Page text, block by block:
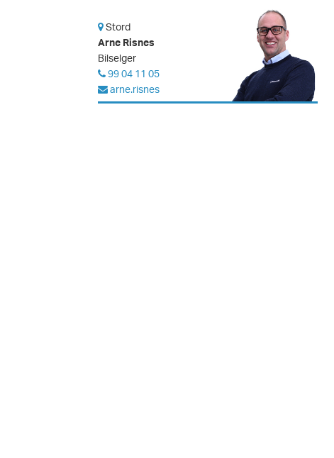
Stord
Arne Risnes
Bilselger
99 04 11 05
arne.risnes